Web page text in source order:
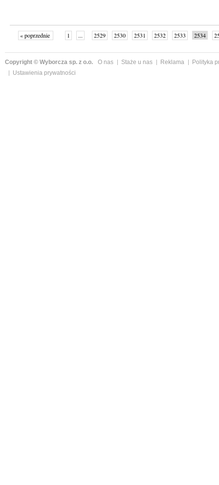
« poprzednie 1 ... 2529 2530 2531 2532 2533 2534
Copyright © Wyborcza sp. z o.o. O nas Staże u nas Reklama
Polityka
Ustawienia prywatności